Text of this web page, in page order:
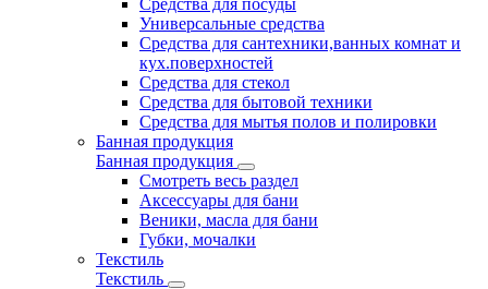
Средства для посуды
Универсальные средства
Средства для сантехники,ванных комнат и
кух.поверхностей
Средства для стекол
Средства для бытовой техники
Средства для мытья полов и полировки
Банная продукция
Банная продукция
Смотреть весь раздел
Аксессуары для бани
Веники, масла для бани
Губки, мочалки
Текстиль
Текстиль